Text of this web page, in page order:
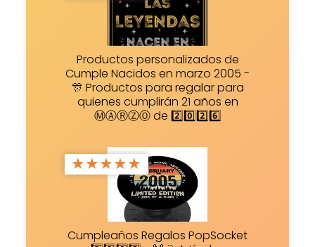
Productos personalizados de
Cumple Nacidos en marzo 2005 -
🎊 Productos para regalar para
quienes cumplirán 21 años en
ⓂⒶⓇⓏⓄ de 2️⃣0️⃣2️⃣6️⃣
★★★★★
Cumpleaños Regalos PopSocket